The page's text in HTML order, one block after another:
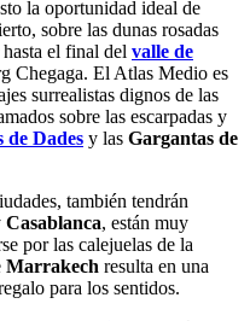
la oportunidad ideal de
sobre las dunas rosadas
el final del valle de
Chegaga. El Atlas Medio es
surrealistas dignos de las
sobre las escarpadas y
de Dades y las Gargantas de
también tendrán
Casablanca, están muy
por las calejuelas de la
Marrakech resulta en una
para los sentidos.